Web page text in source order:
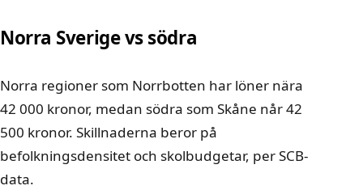
Norra Sverige vs södra
Norra regioner som Norrbotten har löner nära
42 000 kronor, medan södra som Skåne når 42
500 kronor. Skillnaderna beror på
befolkningsdensitet och skolbudgetar, per SCB-
data.